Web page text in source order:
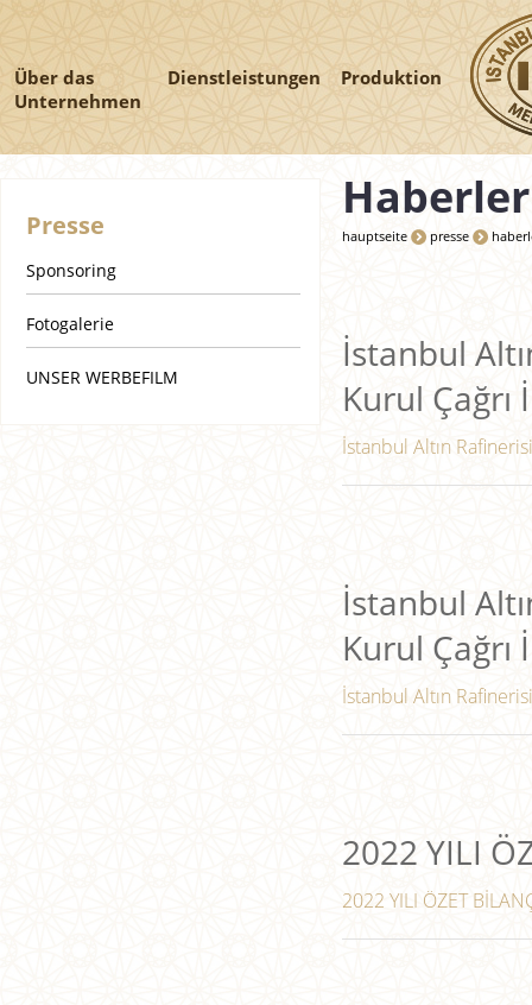
Über das
Unternehmen
Dienstleistungen Produktion
Presse
Sponsoring
Fotogalerie
UNSER WERBEFILM
Haberler
hauptseite presse
İstanbul
Kurul Çağrı
İstanbul Altın
İstanbul
Kurul Çağrı
İstanbul Altın
2022 YILI
2022 YILI ÖZET